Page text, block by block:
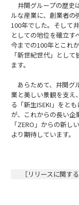
井関グループの歴史
ルな産業に、創業者の
100年でした。そして
としての地位を確立す
今までの100年とこれ
「新世紀世代」とし
ます。
あらためて、井関グ
業と美しい景観を支え
る「新生ISEKI」をと
が、これからの長い企
「ZERO」からの新し
より期待しています。
［リリースに関す